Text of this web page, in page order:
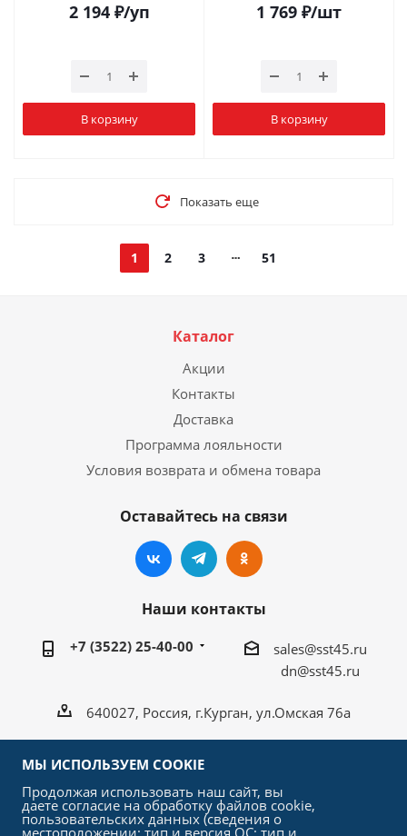
2 194₽/уп
В корзину
1 769 ₽/шт
В корзину
Показать еще
1 2 3 51
Каталог
Акции
Контакты
Доставка
Программа лояльности
Условия возврата и обмена товара
Оставайтесь на связи
Наши контакты
+7 (3522) 25-40-00
sales@sst45.ru
dn@sst45.ru
640027, Россия, г.Курган, ул.Омская 76а
2026 © «СтройСельхозТорг»
МЫ ИСПОЛЬЗУЕМ COOKIE
Продолжая использовать наш сайт, вы
даете согласие на обработку файлов cookie,
пользовательских данных (сведения о
местоположении; тип и версия ОС; тип и